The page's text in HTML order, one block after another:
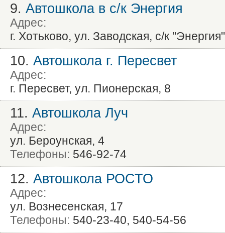
9. Автошкола в с/к Энергия
Адрес:
г. Хотьково, ул. Заводская, с/к "Энергия"
10. Автошкола г. Пересвет
Адрес:
г. Пересвет, ул. Пионерская, 8
11. Автошкола Луч
Адрес:
ул. Бероунская, 4
Телефоны: 546-92-74
12. Автошкола РОСТО
Адрес:
ул. Вознесенская, 17
Телефоны: 540-23-40, 540-54-56